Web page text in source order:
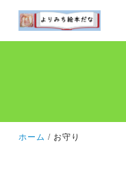
ホーム お守り